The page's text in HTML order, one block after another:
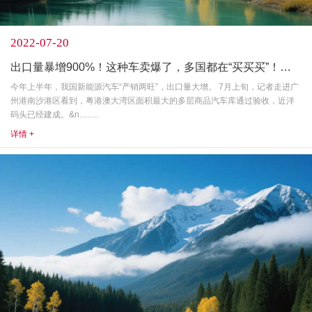
2022-07-20
出口量暴增900%！这种车卖爆了，多国都在“买买买”！什么情况？
今年上半年，我国新能源汽车“产销两旺”，出口量大增。 7月上旬，记者走进广
州港南沙港区看到，粤港澳大湾区面积最大的多层商品汽车库通过验收，近洋
码头已经建成。&n.........
详情 +